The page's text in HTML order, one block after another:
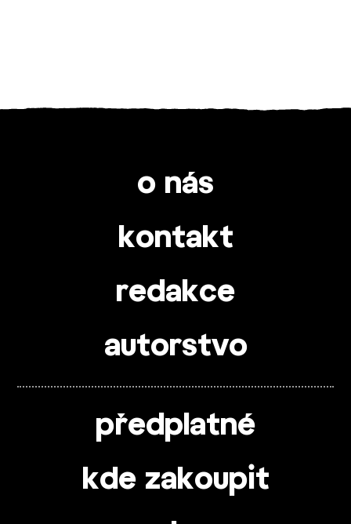
o nás
kontakt
redakce
autorstvo
předplatné
kde zakoupit